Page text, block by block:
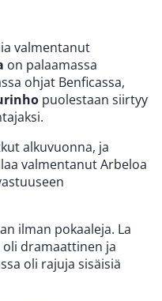
valmentanut
on palaamassa
ohjat Benficassa,
puolestaan siirtyy
alkuvuonna, ja
valmentanut Arbeloa
ilman pokaaleja. La
oli dramaattinen ja
oli rajuja sisäisiä